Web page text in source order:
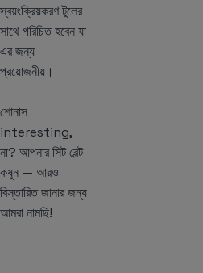
স্বয়ংক্রিয়করণ টুলের
সাথে পরিচিত হবেন যা
এর জন্য
প্রয়োজনীয়।
শোনাস
interesting,
না? আপনার সিট বেল্ট
কষুন — আরও
বিস্তারিত জানার জন্য
আমরা নামছি!